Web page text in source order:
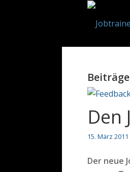
Beiträge
Den
15. März 2011
Der neue